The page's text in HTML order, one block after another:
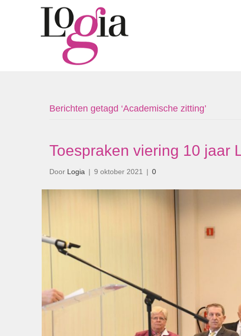
Berichten getagd ‘Academische zitting’
Toespraken viering 10 jaar
Door Logia | 9 oktober 2021 | 0